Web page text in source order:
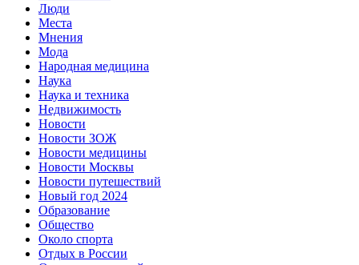
Люди
Места
Мнения
Мода
Народная медицина
Наука
Наука и техника
Недвижимость
Новости
Новости ЗОЖ
Новости медицины
Новости Москвы
Новости путешествий
Новый год 2024
Образование
Общество
Около спорта
Отдых в России